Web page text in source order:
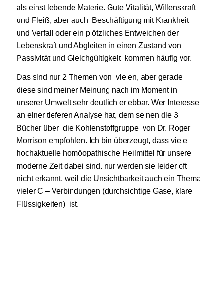
als einst lebende Materie. Gute Vitalität, Willenskraft
und Fleiß, aber auch Beschäftigung mit Krankheit
und Verfall oder ein plötzliches Entweichen der
Lebenskraft und Abgleiten in einen Zustand von
Passivität und Gleichgültigkeit kommen häufig vor.
Das sind nur 2 Themen von vielen, aber gerade
diese sind meiner Meinung nach im Moment in
unserer Umwelt sehr deutlich erlebbar. Wer Interesse
an einer tieferen Analyse hat, dem seinen die 3
Bücher über die Kohlenstoffgruppe von Dr. Roger
Morrison empfohlen. Ich bin überzeugt, dass viele
hochaktuelle homöopathische Heilmittel für unsere
moderne Zeit dabei sind, nur werden sie leider oft
nicht erkannt, weil die Unsichtbarkeit auch ein Thema
vieler C – Verbindungen (durchsichtige Gase, klare
Flüssigkeiten) ist.